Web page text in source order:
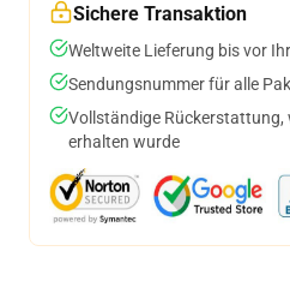
Sichere Transaktion
Weltweite Lieferung bis vor
Sendungsnummer für alle
Vollständige Rückerstattung,
erhalten wurde